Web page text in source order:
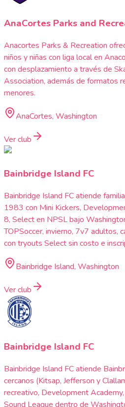
AnaCortes Parks and
Anacortes Parks & Recreation
niños y niñas con liga local en
con desplazamiento a través de
Association, además de formatos
menores.
AnaCortes, Washington
Ver club
Bainbridge Island FC
Bainbridge Island FC atiende
1983 con Mini Kickers,
8, Select en NPSL bajo
TOPSoccer, invierno, 7v7 adultos,
con tryouts Select sin costo e
Bainbridge Island, Washington
Ver club
Bainbridge Island FC
Bainbridge Island FC atiende
cercanos (Kitsap, Jefferson y
recreativo, Development
Sound League dentro de